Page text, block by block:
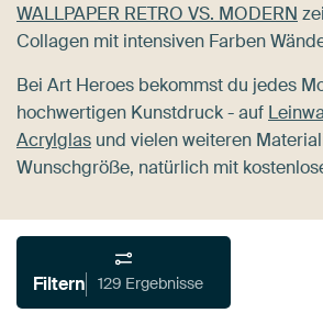
WALLPAPER RETRO VS. MODERN
Collagen mit intensiven Farben
Bei Art Heroes bekommst du jedes
hochwertigen Kunstdruck - auf
Acrylglas und vielen weiteren
Wunschgröße, natürlich mit
Filtern 129 Ergebnisse